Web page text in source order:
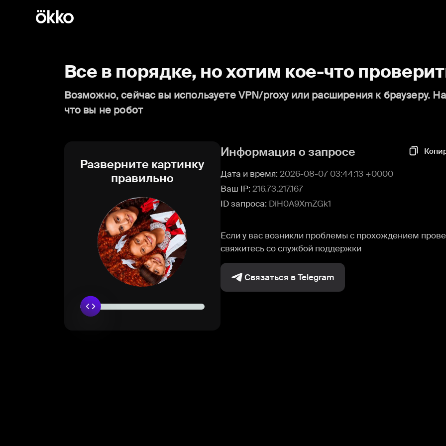
Все в порядке, но хотим кое-что
Возможно, сейчас вы используете VPN/proxy или расширения к браузеру.
что вы не робот
Разверните картинку
правильно
Информация о запросе
Дата и время: 2026-08-07 03:44:13 +0000
Ваш IP: 216.73.217.167
ID запроса: DiH0A9XmZGk1
Если у вас возникли проблемы с прохождением
свяжитесь со службой поддержки
Связаться в Telegram